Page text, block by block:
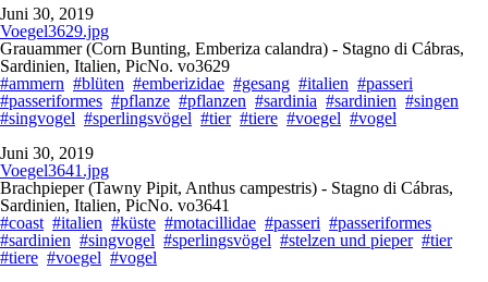
Juni 30, 2019
Voegel3629.jpg
Grauammer (Corn Bunting, Emberiza calandra) - Stagno di Cábras,
Sardinien, Italien, PicNo. vo3629
#ammern #blüten #emberizidae #gesang #italien #passeri
#passeriformes #pflanze #pflanzen #sardinia #sardinien #singen
#singvogel #sperlingsvögel #tier #tiere #voegel #vogel
Juni 30, 2019
Voegel3641.jpg
Brachpieper (Tawny Pipit, Anthus campestris) - Stagno di Cábras,
Sardinien, Italien, PicNo. vo3641
#coast #italien #küste #motacillidae #passeri #passeriformes
#sardinien #singvogel #sperlingsvögel #stelzen und pieper #tier
#tiere #voegel #vogel